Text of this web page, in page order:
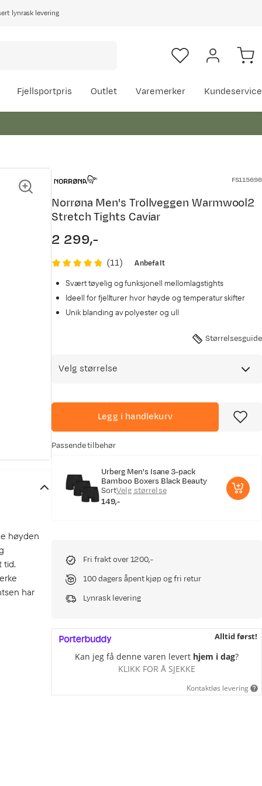
lynrask levering
Fjellsportpris Outlet Varemerker Kundeservice
høyden
tid.
har
FS115696
Norrøna Men's Trollveggen Warmwool2
Stretch Tights Caviar
price
2 299,-
(11)
Anbefalt
Svært tøyelig og funksjonell mellomlagstights
Ideell for fjellturer hvor høyde og temperatur skifter
Unik blanding av polyester og ull
Størrelsesguide
Velg størrelse
Legg i handlekurv
Passende tilbehør
Urberg Men's Isane 3-pack
Bamboo Boxers Black Beauty
SortVelg størrelse
price
149,-
Fri frakt over 1200,-
100 dagers åpent kjøp og fri retur
Lynrask levering
Alltid først!
Kan jeg få denne varen levert hjem i dag?
KLIKK FOR Å SJEKKE
Kontaktløs levering